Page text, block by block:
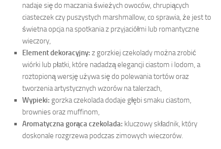
nadaje się do maczania świeżych owoców, chrupiących
ciasteczek czy puszystych marshmallow, co sprawia, że jest to
świetna opcja na spotkania z przyjaciółmi lub romantyczne
wieczory,
Element dekoracyjny: z gorzkiej czekolady można zrobić
wiórki lub płatki, które nadadzą elegancji ciastom i lodom, a
roztopioną wersję używa się do polewania tortów oraz
tworzenia artystycznych wzorów na talerzach,
Wypieki: gorzka czekolada dodaje głębi smaku ciastom,
brownies oraz muffinom,
Aromatyczna gorąca czekolada: kluczowy składnik, który
doskonale rozgrzewa podczas zimowych wieczorów.